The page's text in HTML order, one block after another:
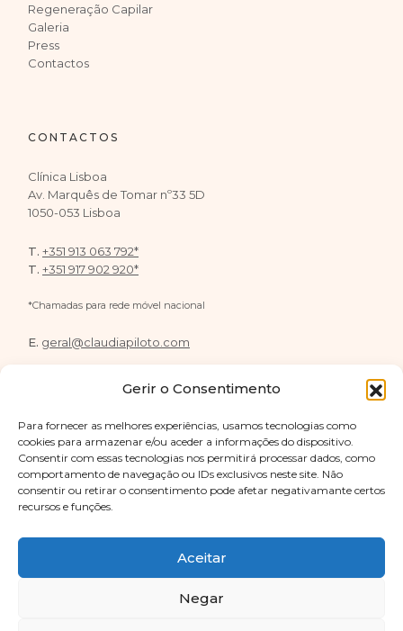
Gerir o Consentimento
Para fornecer as melhores experiências, usamos tecnologias como
cookies para armazenar e/ou aceder a informações do dispositivo.
Consentir com essas tecnologias nos permitirá processar dados, como
comportamento de navegação ou IDs exclusivos neste site. Não
consentir ou retirar o consentimento pode afetar negativamante certos
recursos e funções.
Aceitar
Negar
Regeneração Capilar
Galeria
Press
Contactos
CONTACTOS
Clínica Lisboa
Av. Marquês de Tomar nº33 5D
1050-053 Lisboa
T. +351 913 063 792*
T. +351 917 902 920*
*Chamadas para rede móvel nacional
E. geral@claudiapiloto.com
FOLLOW US
© 2026Cláudia Piloto